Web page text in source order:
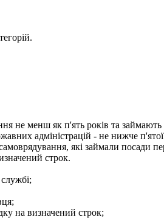
не менш як п'ять років та
адміністрацій - не нижче п'ятої
які займали посади
строк.
на визначений строк;